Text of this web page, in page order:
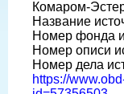
Комаром-
Название
Номер фонда
Номер описи
Номер дела
https://